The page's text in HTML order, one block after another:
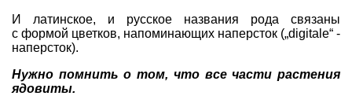
И латинское, и русское названия рода связаны
с формой цветков, напоминающих наперсток („digitale“ -
наперсток).
Нужно помнить о том, что все части растения
ядовиты.